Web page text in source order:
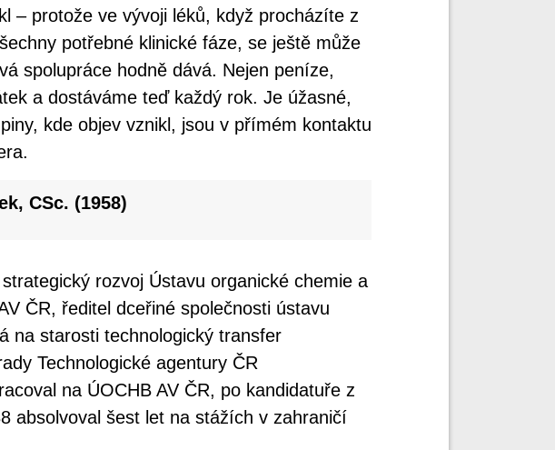
– protože ve vývoji léků, když procházíte z
potřebné klinické fáze, se ještě může
spolupráce hodně dává. Nejen peníze,
a dostáváme teď každý rok. Je úžasné,
kde objev vznikl, jsou v přímém kontaktu
CSc. (1958)
rozvoj Ústavu organické chemie a
ČR, ředitel dceřiné společnosti ústavu
na starosti technologický transfer
Technologické agentury ČR
na ÚOCHB AV ČR, po kandidatuře z
absolvoval šest let na stážích v zahraničí